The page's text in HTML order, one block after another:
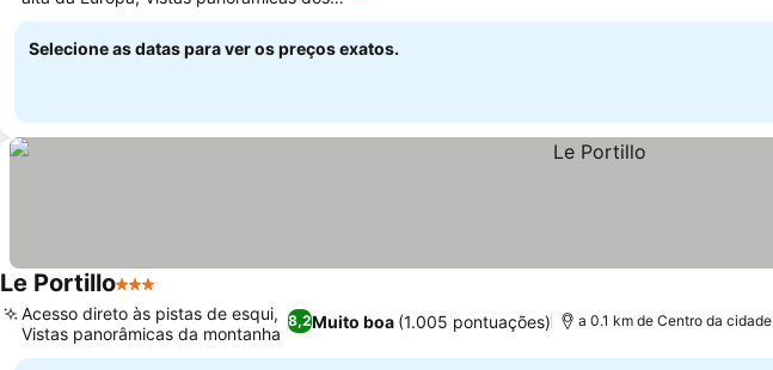
Três Vales
Selecione as datas para ver os preços exatos.
Le Portillo3 Estrelas
8,2Muito boa (1.005 pontuações)
Acesso direto às pistas de esqui,
Vistas panorâmicas da montanha
a 0.1 km de Centro da cidade